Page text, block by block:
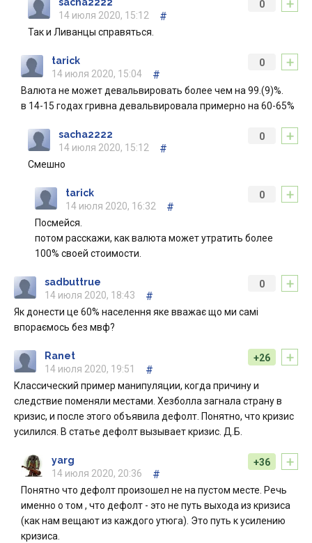
0
sacha2222
14 июля 2020, 15:12
#
Так и Ливанцы справяться.
+
0
tarick
14 июля 2020, 15:04
#
Валюта не может девальвировать более чем на 99.(9)%.
в 14-15 годах гривна девальвировала примерно на 60-65%
+
0
sacha2222
14 июля 2020, 15:12
#
Смешно
+
0
tarick
14 июля 2020, 16:32
#
Посмейся.
потом расскажи, как валюта может утратить более
100% своей стоимости.
+
0
sadbuttrue
14 июля 2020, 18:43
#
Як донести це 60% населення яке вважає що ми самі
впораємось без мвф?
+
+26
Ranet
14 июля 2020, 19:51
#
Классический пример манипуляции, когда причину и
следствие поменяли местами. Хезболла загнала страну в
кризис, и после этого объявила дефолт. Понятно, что кризис
усилился. В статье дефолт вызывает кризис. Д.Б.
+
+36
yarg
14 июля 2020, 20:36
#
Понятно что дефолт произошел не на пустом месте. Речь
именно о том , что дефолт - это не путь выхода из кризиса
(как нам вещают из каждого утюга). Это путь к усилению
кризиса.